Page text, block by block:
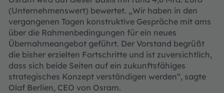
(Unternehmenswert) bewertet. „Wir haben in den
vergangenen Tagen konstruktive Gespräche mit ams
über die Rahmenbedingungen für ein neues
Übernahmeangebot geführt. Der Vorstand begrüßt
die bisher erzielten Fortschritte und ist zuversichtlich,
dass sich beide Seiten auf ein zukunftsfähiges
strategisches Konzept verständigen werden“, sagte
Olaf Berlien, CEO von Osram.